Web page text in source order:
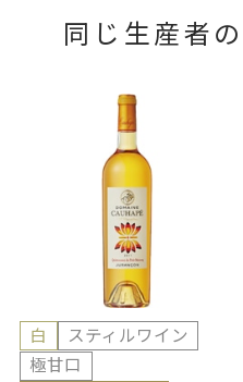
同じ生産者
白
スティルワイン
極甘口